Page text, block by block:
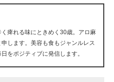
痺れる味にときめく30歳。アロ麻
します。美容も食もジャンルレス
をポジティブに発信します。